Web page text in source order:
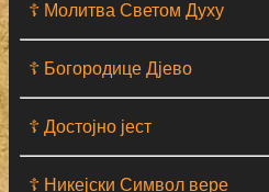
☦ Молитва Светом Духу
☦ Богородице Дјево
☦ Достојно јест
☦ Никејски Символ вере